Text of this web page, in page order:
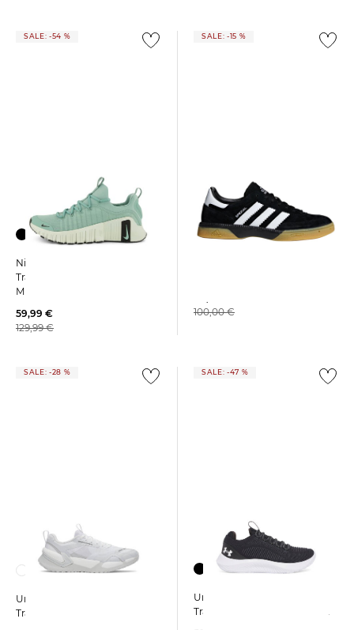
SALE: -54 %
Nike | Herren
Trainingsschuhe FREE
METCON 6
59,99 €
129,99 €
SALE: -15 %
100,00 €
SALE: -28 %
Under Armour | Herren
Trainingsschuhe REIGN XT
SALE: -47 %
Under Armour | Herren
Trainingsschuhe DYNAMIC 2